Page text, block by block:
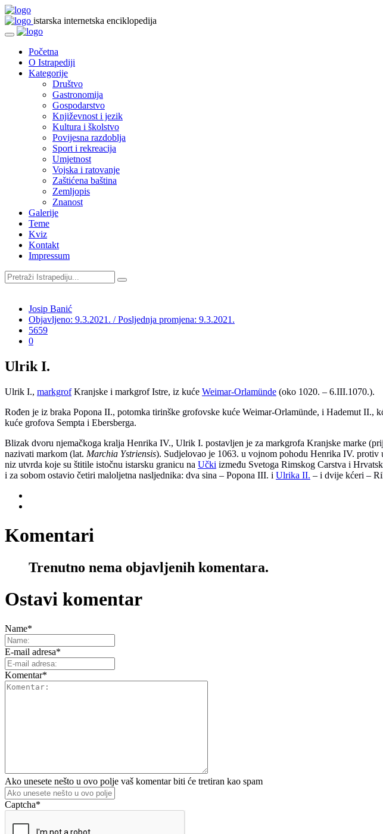
istarska internetska enciklopedija
Početna
O Istrapediji
Kategorije
Društvo
Gastronomija
Gospodarstvo
Književnost i jezik
Kultura i školstvo
Povijesna razdoblja
Sport i rekreacija
Umjetnost
Vojska i ratovanje
Zaštićena baština
Zemljopis
Znanost
Galerije
Teme
Kviz
Kontakt
Impressum
Josip Banić
Objavljeno: 9.3.2021. / Posljednja promjena: 9.3.2021.
5659
0
Ulrik I.
Ulrik I., markgrofKranjske i markgrof Istre, iz kuće Weimar-Orlamünde (oko 1020. – 6.III.1070.).
Rođen je iz braka Popona II., potomka tirinške grofovske kuće Weimar-Orlamünde, i Hademut
kuće grofova Sempta i Ebersberga.
Blizak dvoru njemačkoga kralja Henrika IV., Ulrik I. postavljen je za markgrofa Kranjske marke
nazivati markom (lat. Marchia Ystriensis). Sudjelovao je 1063. u vojnom pohodu Henrika IV. protiv
niz utvrda koje su štitile istočnu istarsku granicu na Učki između Svetoga Rimskog Carstva i
i za sobom ostavio četiri maloljetna nasljednika: dva sina – Popona III. i Ulrika II. – i dvije kćeri –
Komentari
Trenutno nema objavljenih komentara.
Ostavi komentar
Name*
E-mail adresa*
Komentar*
Ako unesete nešto u ovo polje vaš komentar biti će tretiran kao spam
Captcha*